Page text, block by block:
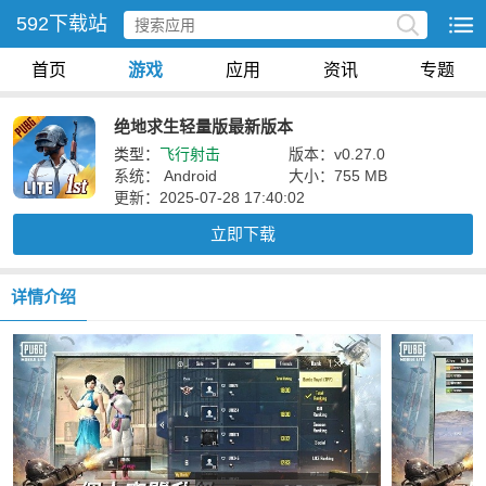
592下载站
首页 游戏 应用 资讯 专题
绝地求生轻量版最新版本
类型： 飞行射击
版本：v0.27.0
系统： Android
大小：755 MB
更新：2025-07-28 17:40:02
立即下载
详情介绍